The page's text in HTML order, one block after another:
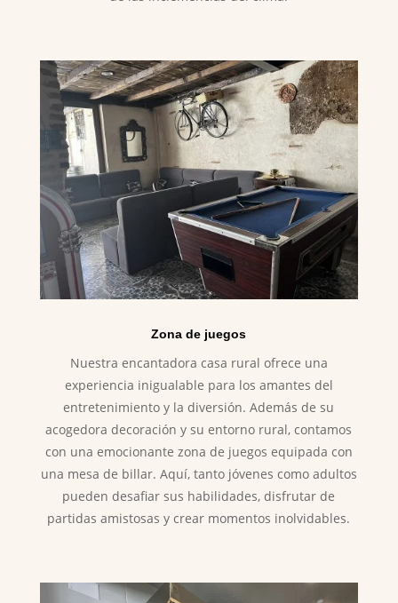
Zona de juegos
Nuestra encantadora casa rural ofrece una
experiencia inigualable para los amantes del
entretenimiento y la diversión. Además de su
acogedora decoración y su entorno rural, contamos
con una emocionante zona de juegos equipada con
una mesa de billar. Aquí, tanto jóvenes como adultos
pueden desafiar sus habilidades, disfrutar de
partidas amistosas y crear momentos inolvidables.